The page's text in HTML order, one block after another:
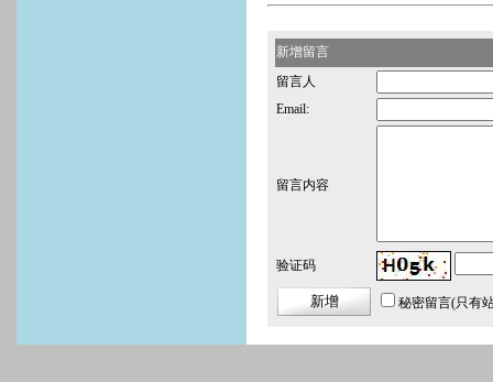
新增留言
留言人
Email:
留言内容
验证码
秘密留言(只有